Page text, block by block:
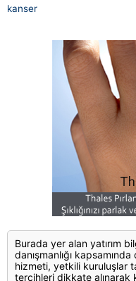
kanser
Burada yer alan yatırım
danışmanlığı kapsamında
hizmeti, yetkili kuruluşlar
tercihleri dikkate alınarak